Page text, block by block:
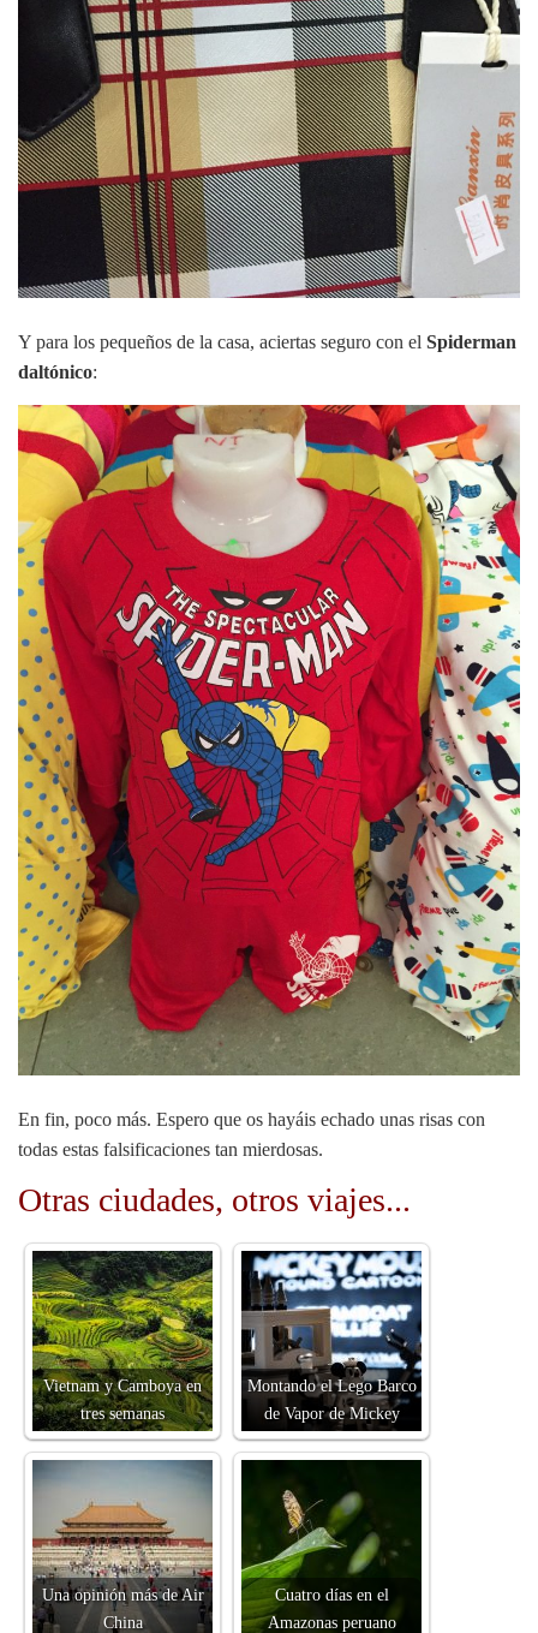
Y para los pequeños de la casa, aciertas seguro con el Spiderman
daltónico:
En fin, poco más. Espero que os hayáis echado unas risas con
todas estas falsificaciones tan mierdosas.
Otras ciudades, otros viajes...
Vietnam y Camboya en
tres semanas
Montando el Lego Barco
de Vapor de Mickey
Una opinión más de Air
China
Cuatro días en el
Amazonas peruano